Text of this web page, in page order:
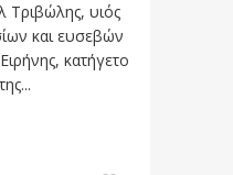
Τριβώλης, υιός
και ευσεβών
κατήγετο